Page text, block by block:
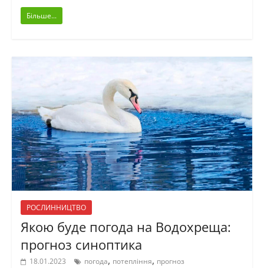
Більше...
РОСЛИННИЦТВО
Якою буде погода на Водохреща:
прогноз синоптика
18.01.2023 погода, потепління, прогноз